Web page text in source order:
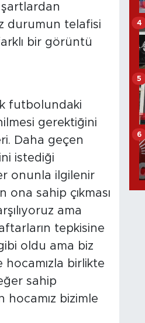
şartlardan
durumun telafisi
bir görüntü
futbolundaki
gerektiğini
Daha geçen
istediği
onunla ilgilenir
ona sahip çıkması
ama
tepkisine
oldu ama biz
hocamızla birlikte
sahip
hocamız bizimle
4
5
6